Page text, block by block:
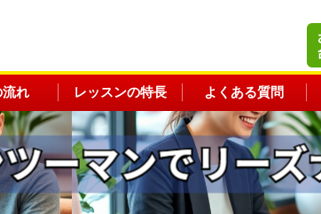
れ レッスンの特長 よくある質問